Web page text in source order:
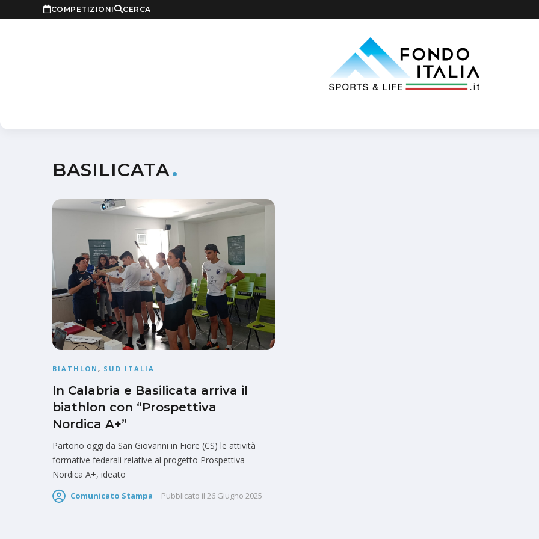
COMPETIZIONI CERCA
BASILICATA
BIATHLON , SUD ITALIA
In Calabria e Basilicata arriva il
biathlon con “Prospettiva
Nordica A+”
Partono oggi da San Giovanni in Fiore (CS) le attività
formative federali relative al progetto Prospettiva
Nordica A+, ideato
Comunicato Stampa Pubblicato il 26 Giugno 2025